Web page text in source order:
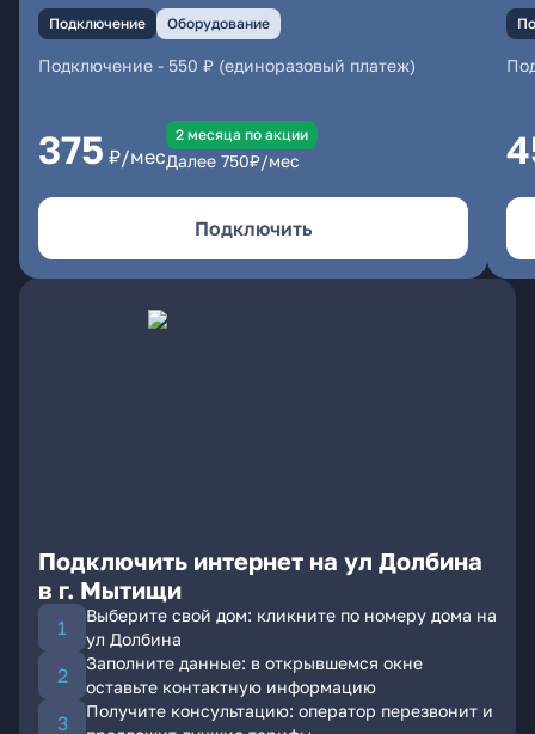
Подключение Оборудование
Подключение - 550 ₽ (единоразовый платеж)
375 ₽/мес
2 месяцa по акции
Далее 750₽/мес
Подключить
Подключить интернет на ул Долбина
в г. Мытищи
Выберите свой дом: кликните по номеру дома на
ул Долбина
Заполните данные: в открывшемся окне
оставьте контактную информацию
Получите консультацию: оператор перезвонит и